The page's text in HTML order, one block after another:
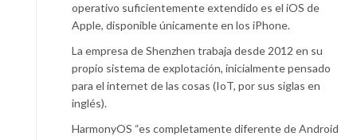
operativo suficientemente extendido es el iOS de
Apple, disponible únicamente en los iPhone.
La empresa de Shenzhen trabaja desde 2012 en su
propio sistema de explotación, inicialmente pensado
para el internet de las cosas (IoT, por sus siglas en
inglés).
HarmonyOS “es completamente diferente de Android